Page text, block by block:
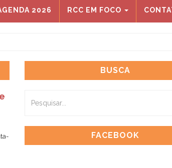
2026 RCC EM FOCO
BUSCA
FACEBOOK